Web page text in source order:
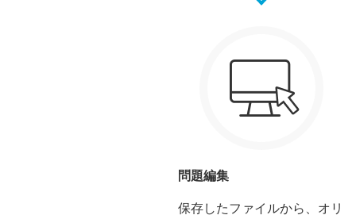
問題編集
保存したファイルから、オリ